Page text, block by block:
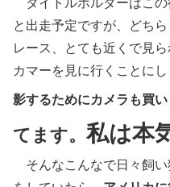
タイトルホルダーはこの
と出走予定ですが、どち
レース、とても近くで見
カマーを見に行くことにし
影するためにカメラも買い
てます。 私は本
そんなこんなで日々飼い